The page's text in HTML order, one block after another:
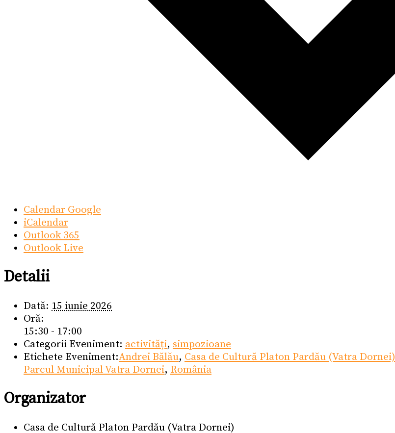
Calendar Google
iCalendar
Outlook 365
Outlook Live
Detalii
Dată: 15 iunie 2026
Oră:
15:30 - 17:00
Categorii Eveniment: activități, simpozioane
Etichete Eveniment:Andrei Bălău, Casa de Cultură Platon Pardău (Vatra Dornei)
Parcul Municipal Vatra Dornei, România
Organizator
Casa de Cultură Platon Pardău (Vatra Dornei)